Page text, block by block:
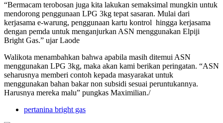
“Bermacam terobosan juga kita lakukan semaksimal mungkin untuk
mendorong penggunaan LPG 3kg tepat sasaran. Mulai dari
kerjasama e-warung, penggunaan kartu kontrol hingga kerjasama
dengan pemda untuk menganjurkan ASN menggunakan Elpiji
Bright Gas.” ujar Laode
Walikota menambahkan bahwa apabila masih ditemui ASN
menggunakan LPG 3kg, maka akan kami berikan peringatan. “ASN
seharusnya memberi contoh kepada masyarakat untuk
menggunakan bahan bakar non subsidi sesuai peruntukannya.
Harusnya mereka malu” pungkas Maximilian./
pertanina bright gas